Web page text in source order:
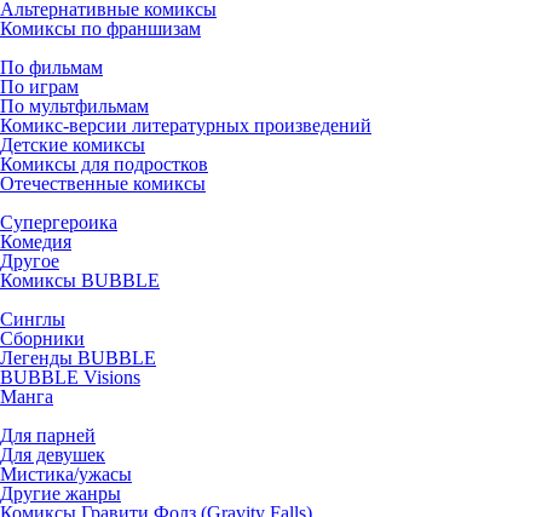
Альтернативные комиксы
Комиксы по франшизам
По фильмам
По играм
По мультфильмам
Комикс-версии литературных произведений
Детские комиксы
Комиксы для подростков
Отечественные комиксы
Супергероика
Комедия
Другое
Комиксы BUBBLE
Синглы
Сборники
Легенды BUBBLE
BUBBLE Visions
Манга
Для парней
Для девушек
Мистика/ужасы
Другие жанры
Комиксы Гравити Фолз (Gravity Falls)